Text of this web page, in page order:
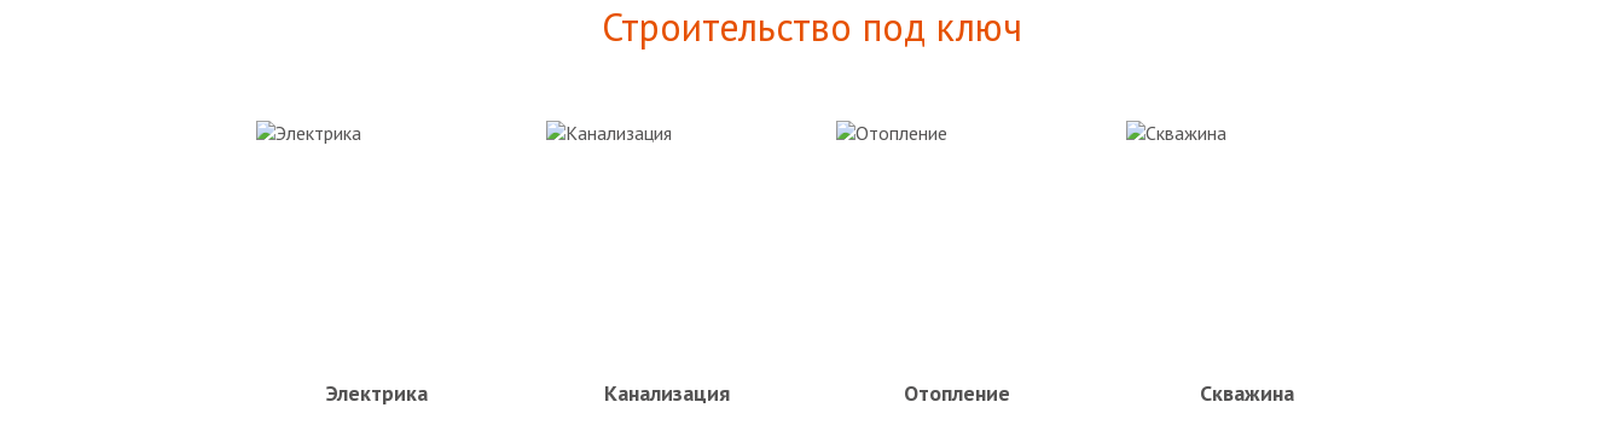
Строительство под ключ
Электрика Канализация Отопление Скважина